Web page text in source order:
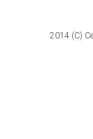
2014 (C)